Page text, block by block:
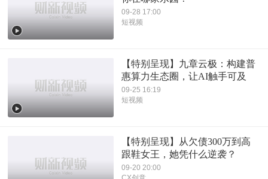
09-28 17:00
短视频
【特别呈现】九章云极：构建普
惠算力生态圈，让AI触手可及
09-25 16:19
短视频
【特别呈现】从欠债300万到高
跟鞋女王，她凭什么逆袭？
09-20 20:00